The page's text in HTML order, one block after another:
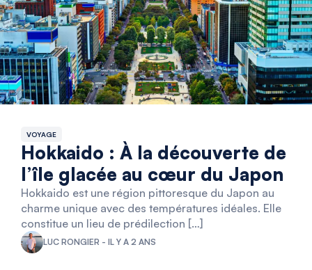
VOYAGE
Hokkaido : À la découverte de
l’île glacée au cœur du Japon
Hokkaido est une région pittoresque du Japon au
charme unique avec des températures idéales. Elle
constitue un lieu de prédilection […]
LUC RONGIER - IL Y A 2 ANS